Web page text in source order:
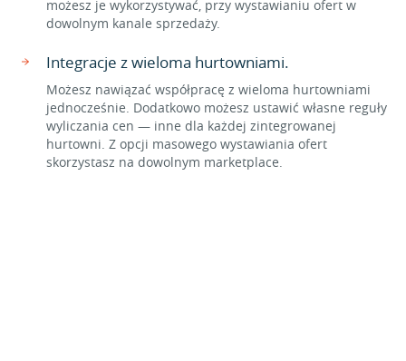
możesz je wykorzystywać, przy wystawianiu ofert w
dowolnym kanale sprzedaży.
Integracje z wieloma hurtowniami.
Możesz nawiązać współpracę z wieloma hurtowniami
jednocześnie. Dodatkowo możesz ustawić własne reguły
wyliczania cen — inne dla każdej zintegrowanej
hurtowni. Z opcji masowego wystawiania ofert
skorzystasz na dowolnym marketplace.